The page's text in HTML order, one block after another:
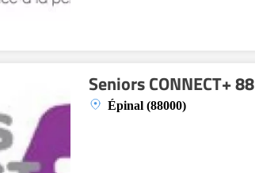
Seniors CONNECT+ 88
Épinal (88000)